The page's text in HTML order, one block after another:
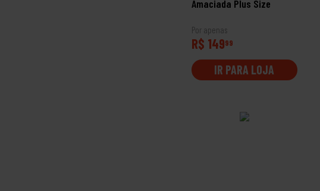
Amaciada Plus Size
Por apenas
R$ 14999
IR PARA LOJA